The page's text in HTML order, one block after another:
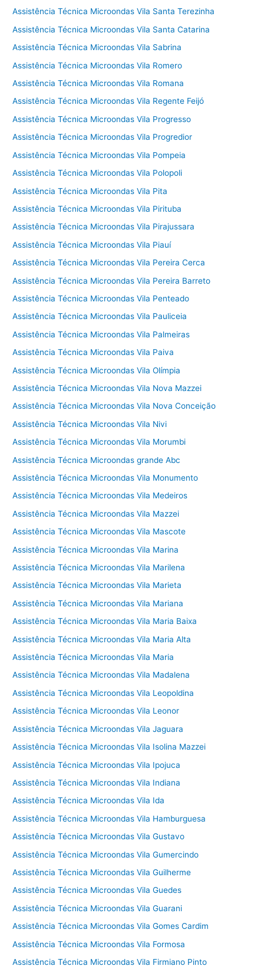
Assistência Técnica Microondas Vila Santa Terezinha
Assistência Técnica Microondas Vila Santa Catarina
Assistência Técnica Microondas Vila Sabrina
Assistência Técnica Microondas Vila Romero
Assistência Técnica Microondas Vila Romana
Assistência Técnica Microondas Vila Regente Feijó
Assistência Técnica Microondas Vila Progresso
Assistência Técnica Microondas Vila Progredior
Assistência Técnica Microondas Vila Pompeia
Assistência Técnica Microondas Vila Polopoli
Assistência Técnica Microondas Vila Pita
Assistência Técnica Microondas Vila Pirituba
Assistência Técnica Microondas Vila Pirajussara
Assistência Técnica Microondas Vila Piauí
Assistência Técnica Microondas Vila Pereira Cerca
Assistência Técnica Microondas Vila Pereira Barreto
Assistência Técnica Microondas Vila Penteado
Assistência Técnica Microondas Vila Pauliceia
Assistência Técnica Microondas Vila Palmeiras
Assistência Técnica Microondas Vila Paiva
Assistência Técnica Microondas Vila Olímpia
Assistência Técnica Microondas Vila Nova Mazzei
Assistência Técnica Microondas Vila Nova Conceição
Assistência Técnica Microondas Vila Nivi
Assistência Técnica Microondas Vila Morumbi
Assistência Técnica Microondas grande Abc
Assistência Técnica Microondas Vila Monumento
Assistência Técnica Microondas Vila Medeiros
Assistência Técnica Microondas Vila Mazzei
Assistência Técnica Microondas Vila Mascote
Assistência Técnica Microondas Vila Marina
Assistência Técnica Microondas Vila Marilena
Assistência Técnica Microondas Vila Marieta
Assistência Técnica Microondas Vila Mariana
Assistência Técnica Microondas Vila Maria Baixa
Assistência Técnica Microondas Vila Maria Alta
Assistência Técnica Microondas Vila Maria
Assistência Técnica Microondas Vila Madalena
Assistência Técnica Microondas Vila Leopoldina
Assistência Técnica Microondas Vila Leonor
Assistência Técnica Microondas Vila Jaguara
Assistência Técnica Microondas Vila Isolina Mazzei
Assistência Técnica Microondas Vila Ipojuca
Assistência Técnica Microondas Vila Indiana
Assistência Técnica Microondas Vila Ida
Assistência Técnica Microondas Vila Hamburguesa
Assistência Técnica Microondas Vila Gustavo
Assistência Técnica Microondas Vila Gumercindo
Assistência Técnica Microondas Vila Guilherme
Assistência Técnica Microondas Vila Guedes
Assistência Técnica Microondas Vila Guarani
Assistência Técnica Microondas Vila Gomes Cardim
Assistência Técnica Microondas Vila Formosa
Assistência Técnica Microondas Vila Firmiano Pinto